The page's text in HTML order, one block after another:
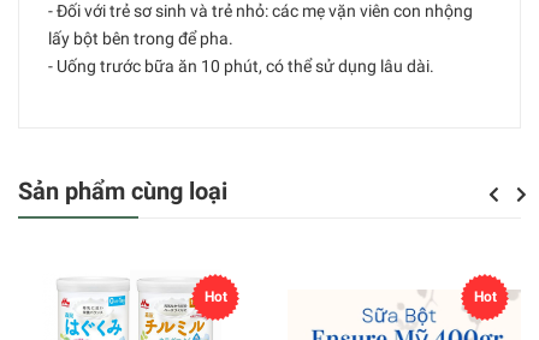
- Đối với trẻ sơ sinh và trẻ nhỏ: các mẹ vặn viên con nhộng
lấy bột bên trong để pha.
- Uống trước bữa ăn 10 phút, có thể sử dụng lâu dài.
Sản phẩm cùng loại Previous
Hot Hot
Next